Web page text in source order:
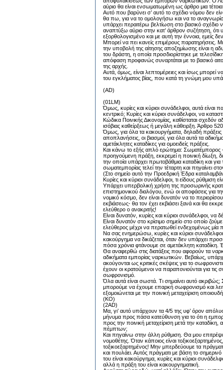
αύριο θα είναι ενσωματωμένη ως άρθρο μια τέτοια
Αυτό που βαρύνει σ’ αυτό το σχέδιο νόμου δεν
θα πω, για να το ομολογήσω και να το
υπάρχει περαιτέρω βελτίωση στο βασικό
αναπτύξω αύριο στην κατ’ άρθρον συζήτηση, ότι
εξορθολογισμένο και με αυτή την έννοια, εμείς
Μπορεί να πει κανείς επιμέρους παρατηρήσεις.
την υποβολή της αίτησης αποζημίωσης είναι η
του δράστη, η οποία προσδιορίστηκε με
απόφαση προφανώς συναρτάται με το βασικό
της αρχής.
Αυτά, όμως, είναι λεπτομέρειες και ίσως
του εγκλήματος βίας, που κατά τη γνώμη μου
(AD)
(01LM)
Όμως, κυρίες και κύριοι συνάδελφοι, αυτά είναι
κεντρικό; Κυρίες και κύριοι συνάδελφοι, να
Κώδικα Ποινικής Δικονομίας, καθίσταται σχεδόν
ισόβιας καθείρξεως ή μεγάλη κάθειρξη. Άρθρο
Όμως, για όλα τα κακουργήματα, δηλαδή πράξεις
αποπλανήσεις, οι βιασμοί, για όλα αυτά τα
αμετάκλητες καταδίκες για ομοειδείς πράξεις.
Και κάνω το εξής απλό ερώτημα: Σωματέμπορος
προηγούμενη πράξη, εκκρεμεί η ποινική δίωξη,
την οποία υπάρχει πρωτοβάθμια καταδίκη και
σωματεμπορίας τελεί την τέταρτη και πηγαίνει
(Στο σημείο αυτό την Προεδρική Έδρα
Κυρίες και κύριοι συνάδελφοι, τι είδους ρύθμιση
Υπάρχει υπερβολική χρήση της προσωρινής
επιστημονικού διαλόγου, ενώ οι αποφάσεις για
νομικό κόσμο, δεν είναι δυνατόν να το
εκβιάσεως- θα τον έχει εκβιάσει ξανά και θα
ελεύθερο ο ανακριτής!
Είναι δυνατόν, κυρίες και κύριοι συνάδελφοι, να
Είναι δυνατόν στο κρίσιμο σημείο στο οποίο
ελεύθερος μέχρι να περατωθεί ενδεχομένως μία
Να σας ενημερώσω, κυρίες και κύριοι
κακούργημα να δικάζεται, όταν δεν υπάρχει
πόσα χρόνια φτάνουμε σε αμετάκλητη καταδίκη.
Θα αναφερθώ στις διατάξεις που αφορούν τα
αδικήματα εμπορίας ναρκωτικών. Βεβαίως,
ακούγονται ως κριτικές σκέψεις για το
έχουν οι κρατούμενοι να παραπονιούνται για
σωφρονισμό.
Όλα αυτά είναι σωστά. Τι σημαίνει αυτό
μπορούμε να έχουμε επαρκή σωφρονισμό και
εξομοιώνεται με την ποινική μεταχείριση
(KO)
(2AD)
Μα, γι’ αυτό υπάρχουν τα 4/5 της υφ’ όρoν
μήνυμα προς πάσα κατεύθυνση για το ότι η
προς την ποινική μεταχείριση μετά την
πέμπτων;
Και πηγαίνω στην άλλη ρύθμιση. Θα μου
νομοθέτης. Όταν κάποιος είναι
τοξικοεξαρτημένος! Μην μπερδεύουμε τα
και πουλάει. Αυτός πράγματι με βάση το
του είναι κακούργημα, κυρίες και κύριοι
αλλά η πράξη του είναι κακουργηματική.